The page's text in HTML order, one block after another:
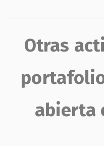
Otras
abierta